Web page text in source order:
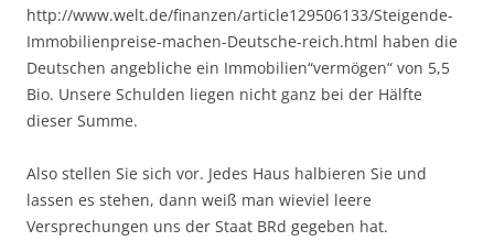
http://www.welt.de/finanzen/article129506133/Steigende-
Immobilienpreise-machen-Deutsche-reich.html haben die
Deutschen angebliche ein Immobilien“vermögen“ von 5,5
Bio. Unsere Schulden liegen nicht ganz bei der Hälfte
dieser Summe.
Also stellen Sie sich vor. Jedes Haus halbieren Sie und
lassen es stehen, dann weiß man wieviel leere
Versprechungen uns der Staat BRd gegeben hat.